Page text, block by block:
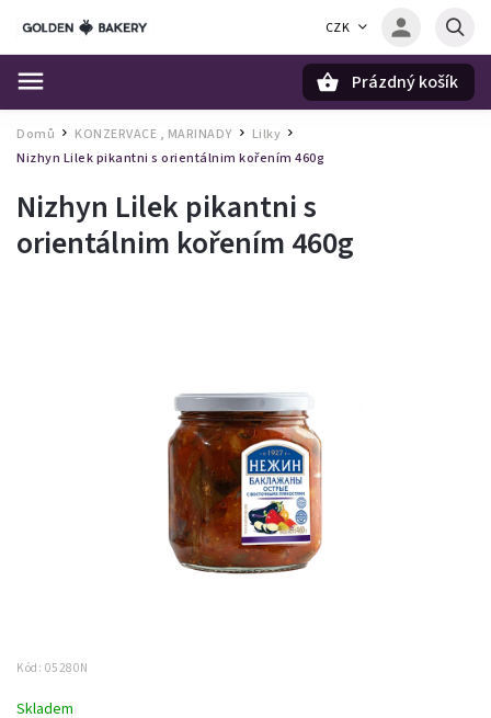
CZK
Prázdný košík
Domů / KONZERVACE , MARINADY Lilky /
Nizhyn Lilek pikantni s orientálnim kořením 460g
Nizhyn Lilek pikantni s
orientálnim kořením 460g
Kód: 05280N
Skladem